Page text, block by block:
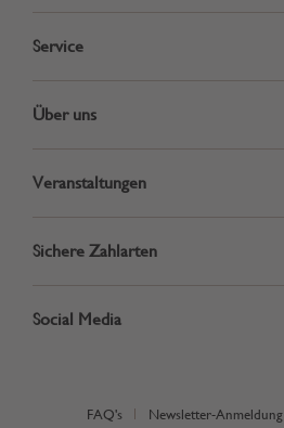
Service
Über uns
Veranstaltungen
Sichere Zahlarten
Social Media
FAQ's Newsletter-Anmeldung